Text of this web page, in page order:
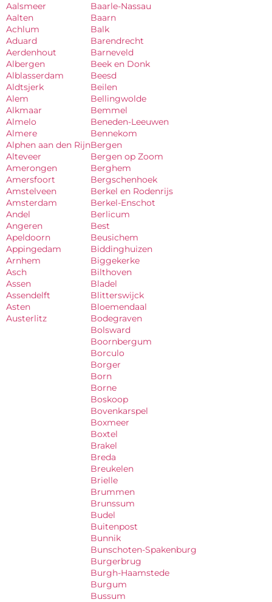
Aalsmeer
Aalten
Achlum
Aduard
Aerdenhout
Albergen
Alblasserdam
Aldtsjerk
Alem
Alkmaar
Almelo
Almere
Alphen aan den Rijn
Alteveer
Amerongen
Amersfoort
Amstelveen
Amsterdam
Andel
Angeren
Apeldoorn
Appingedam
Arnhem
Asch
Assen
Assendelft
Asten
Austerlitz
Baarle-Nassau
Baarn
Balk
Barendrecht
Barneveld
Beek en Donk
Beesd
Beilen
Bellingwolde
Bemmel
Beneden-Leeuwen
Bennekom
Bergen
Bergen op Zoom
Berghem
Bergschenhoek
Berkel en Rodenrijs
Berkel-Enschot
Berlicum
Best
Beusichem
Biddinghuizen
Biggekerke
Bilthoven
Bladel
Blitterswijck
Bloemendaal
Bodegraven
Bolsward
Boornbergum
Borculo
Borger
Born
Borne
Boskoop
Bovenkarspel
Boxmeer
Boxtel
Brakel
Breda
Breukelen
Brielle
Brummen
Brunssum
Budel
Buitenpost
Bunnik
Bunschoten-Spakenburg
Burgerbrug
Burgh-Haamstede
Burgum
Bussum